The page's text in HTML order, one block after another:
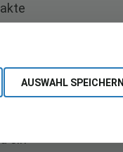
führen.
ein
AUSWAHL SPEICHERN